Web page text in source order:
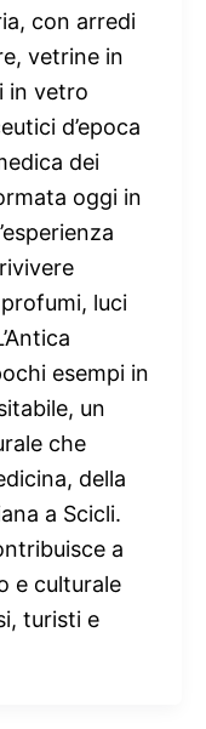
con arredi
vetrine in
in vetro
d’epoca
dei
oggi in
luci
esempi in
un
che
della
a Scicli.
a
e culturale
turisti e